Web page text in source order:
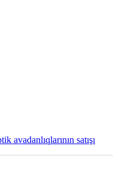
satışı